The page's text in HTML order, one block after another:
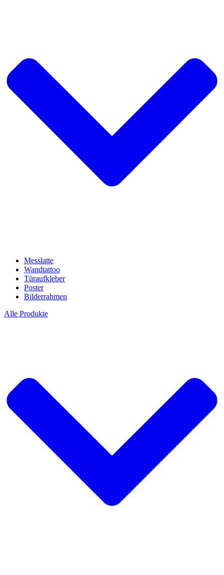
Messlatte
Wandtattoo
Türaufkleber
Poster
Bilderrahmen
Alle Produkte